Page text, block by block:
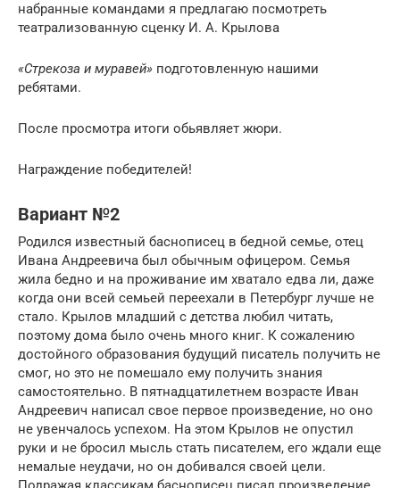
набранные командами я предлагаю посмотреть
театрализованную сценку И. А. Крылова
«Стрекоза и муравей» подготовленную нашими
ребятами.
После просмотра итоги обьявляет жюри.
Награждение победителей!
Вариант №2
Родился известный баснописец в бедной семье, отец
Ивана Андреевича был обычным офицером. Семья
жила бедно и на проживание им хватало едва ли, даже
когда они всей семьей переехали в Петербург лучше не
стало. Крылов младший с детства любил читать,
поэтому дома было очень много книг. К сожалению
достойного образования будущий писатель получить не
смог, но это не помешало ему получить знания
самостоятельно. В пятнадцатилетнем возрасте Иван
Андреевич написал свое первое произведение, но оно
не увенчалось успехом. На этом Крылов не опустил
руки и не бросил мысль стать писателем, его ждали еще
немалые неудачи, но он добивался своей цели.